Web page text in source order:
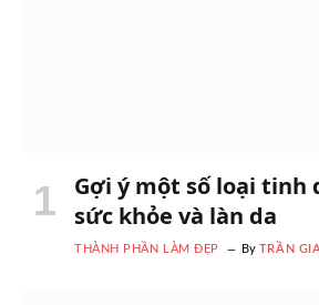
Gợi ý một số loại tinh
sức khỏe và làn da
THÀNH PHẦN LÀM ĐẸP By TRẦN